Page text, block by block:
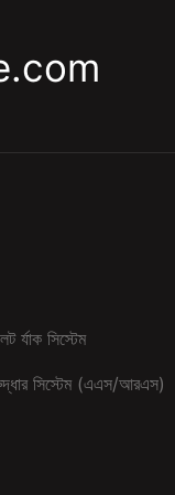
র্যাক সিস্টেম
সিস্টেম (এএস/আরএস)